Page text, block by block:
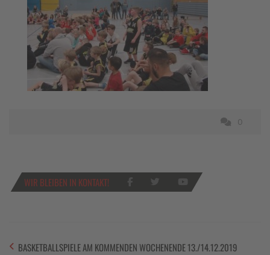
0
WIR BLEIBEN IN KONTAKT!
BASKETBALLSPIELE AM KOMMENDEN WOCHENENDE 13./14.12.2019